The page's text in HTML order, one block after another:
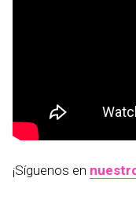
¡Síguenos en